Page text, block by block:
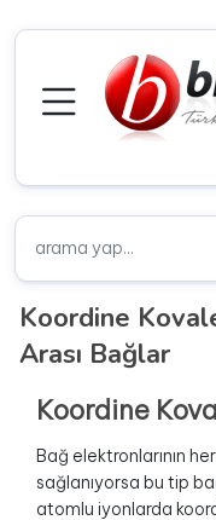
Koordine
Arası Bağlar
Koordine
Bağ elektronlarının
sağlanıyorsa bu tip
atomlu iyonlarda